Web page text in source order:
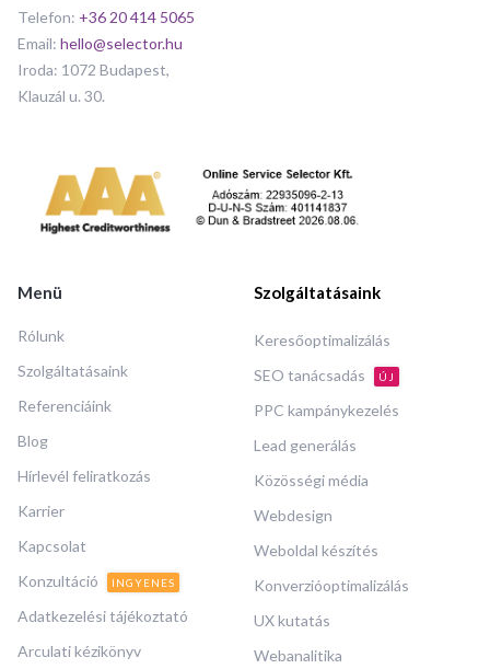
Telefon: +36 20 414 5065
Email: hello@selector.hu
Iroda: 1072 Budapest,
Klauzál u. 30.
Menü
Rólunk
Szolgáltatásaink
Referenciáink
Blog
Hírlevél feliratkozás
Karrier
Kapcsolat
Konzultáció
INGYENES
Adatkezelési tájékoztató
Arculati kézikönyv
Szolgáltatásaink
Keresőoptimalizálás
SEO tanácsadás
ÚJ
PPC kampánykezelés
Lead generálás
Közösségi média
Webdesign
Weboldal készítés
Konverzióoptimalizálás
UX kutatás
Webanalitika